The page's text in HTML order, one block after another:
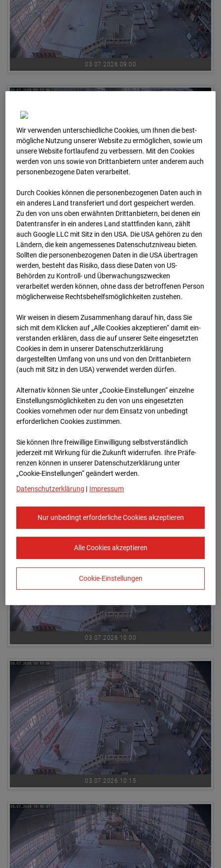
03.07.2026 09:00
03.07.2026 09:15
03.07.2026 09:30
03.07.2026 09:45
03.07.2026 10:00
03.07.2026 10:15
Wir verwenden unterschiedliche Cookies, um Ihnen die best­
mögliche Nutzung unserer Website zu ermöglichen, sowie um
unsere Website fortlaufend zu verbessern. Mit den Cookies
werden von uns sowie von Drittanbietern unter anderem auch
personenbezogene Daten verarbeitet.
Durch Cookies können die personenbezogenen Daten auch in
ein anderes Land transferiert und dort gespeichert werden.
Zu den von uns oben erwähnten Drittanbietern, bei denen ein
Datentransfer in ein anderes Land stattfinden kann, zählt
auch Google LLC mit Sitz in den USA. Die USA gehören zu den
Ländern, die kein angemessenes Datenschutzniveau bieten.
Sollten die personenbezogenen Daten in die USA übertragen
werden, besteht das Risiko, dass diese Daten von US-
Behörden zu Kontroll- und Überwachungszwecken
verarbeitet werden können, ohne dass der betroffenen Person
möglicherweise Rechtsbehelfsmöglichkeiten zustehen.
Wir weisen in diesem Zusammenhang darauf hin, dass Sie
sich mit dem Klicken auf „Alle Cookies akzeptieren“ damit ein­
ver­standen erklären, dass die auf unserer Seite eingesetzten
Cookies in dem in unserer Datenschutzerklärung
dargestellten Umfang von uns und von den Drittanbietern
(auch mit Sitz in den USA) verwendet werden dürfen.
Alternativ können Sie unter „Cookie-Einstellungen“ einzelne
Einstellungsmöglichkeiten zu den von uns eingesetzten
Cookies vornehmen oder nur dem Einsatz von unbedingt
erforderlichen Cookies zustimmen.
Sie können Ihre freiwillige Einwilligung selbstverständlich
jederzeit mit Wirkung für die Zukunft widerrufen. Ihre Prä­fe­
renzen können in unserer Datenschutzerklärung unter
„Cookie-Einstellungen“ geändert werden.
Datenschutzerklärung | Impressum
Nur unbedingt erforderliche Cookies akzeptieren
Alle Cookies akzeptieren
Cookie-Einstellungen